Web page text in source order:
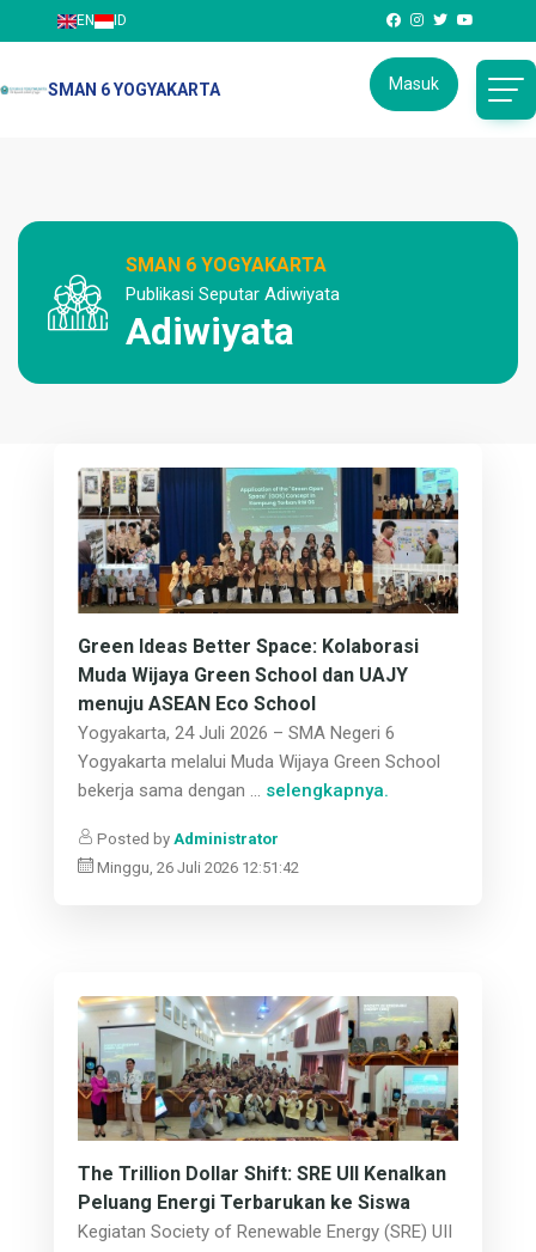
EN ID
SMAN 6 YOGYAKARTA Masuk
SMAN 6 YOGYAKARTA
Publikasi Seputar Adiwiyata
Adiwiyata
Green Ideas Better Space: Kolaborasi
Muda Wijaya Green School dan UAJY
menuju ASEAN Eco School
Yogyakarta, 24 Juli 2026 – SMA Negeri 6
Yogyakarta melalui Muda Wijaya Green School
bekerja sama dengan ... selengkapnya.
Posted by Administrator
Minggu, 26 Juli 2026 12:51:42
The Trillion Dollar Shift: SRE UII Kenalkan
Peluang Energi Terbarukan ke Siswa
Kegiatan Society of Renewable Energy (SRE) UII